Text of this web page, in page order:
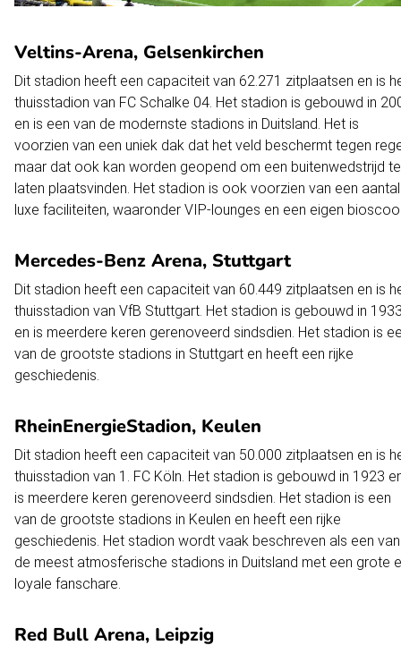
Veltins-Arena, Gelsenkirchen
Dit stadion heeft een capaciteit van 62.271 zitplaatsen en is
thuisstadion van FC Schalke 04. Het stadion is gebouwd in
en is een van de modernste stadions in Duitsland. Het is
voorzien van een uniek dak dat het veld beschermt tegen
maar dat ook kan worden geopend om een buitenwedstrijd te
laten plaatsvinden. Het stadion is ook voorzien van een aantal
luxe faciliteiten, waaronder VIP-lounges en een eigen
Mercedes-Benz Arena, Stuttgart
Dit stadion heeft een capaciteit van 60.449 zitplaatsen en is
thuisstadion van VfB Stuttgart. Het stadion is gebouwd in
en is meerdere keren gerenoveerd sindsdien. Het stadion is
van de grootste stadions in Stuttgart en heeft een rijke
geschiedenis.
RheinEnergieStadion, Keulen
Dit stadion heeft een capaciteit van 50.000 zitplaatsen en is
thuisstadion van 1. FC Köln. Het stadion is gebouwd in 1923
is meerdere keren gerenoveerd sindsdien. Het stadion is een
van de grootste stadions in Keulen en heeft een rijke
geschiedenis. Het stadion wordt vaak beschreven als een van
de meest atmosferische stadions in Duitsland met een grote
loyale fanschare.
Red Bull Arena, Leipzig